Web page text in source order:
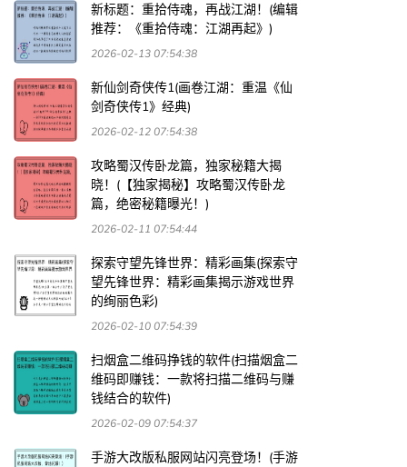
新标题：重拾侍魂，再战江湖！(编辑
推荐：《重拾侍魂：江湖再起》)
2026-02-13 07:54:38
新仙剑奇侠传1(画卷江湖：重温《仙
剑奇侠传1》经典)
2026-02-12 07:54:38
攻略蜀汉传卧龙篇，独家秘籍大揭
晓！(【独家揭秘】攻略蜀汉传卧龙
篇，绝密秘籍曝光！)
2026-02-11 07:54:44
探索守望先锋世界：精彩画集(探索守
望先锋世界：精彩画集揭示游戏世界
的绚丽色彩)
2026-02-10 07:54:39
扫烟盒二维码挣钱的软件(扫描烟盒二
维码即赚钱：一款将扫描二维码与赚
钱结合的软件)
2026-02-09 07:54:37
手游大改版私服网站闪亮登场！(手游